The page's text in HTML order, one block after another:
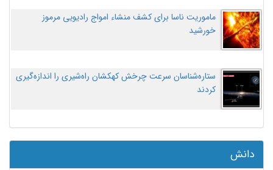
ماموریت ناسا برای کشف منشاء امواج رادیویی مرموز
خورشید
ستاره‌شناسان سرعت چرخش کهکشان راه‌شیری را اندازه‌گیری
کردند
دانش